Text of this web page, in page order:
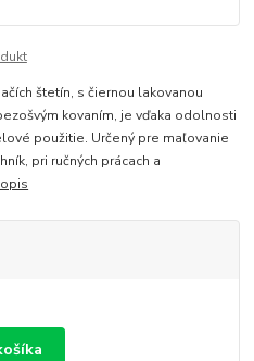
štetín, s čiernou lakovanou
kovaním, je vďaka odolnosti
použitie. Určený pre maľovanie
pri ručných prácach a